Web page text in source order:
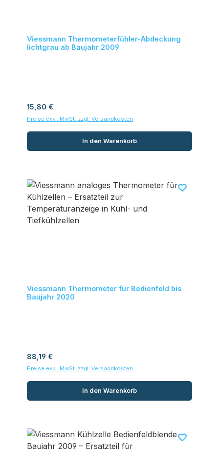
Viessmann Thermometerfühler-Abdeckung
lichtgrau ab Baujahr 2009
Regulärer Preis:
15,80 €
Preise exkl. MwSt. zzgl. Versandkosten
In den Warenkorb
Viessmann Thermometer für Bedienfeld bis
Baujahr 2020
Regulärer Preis:
88,19 €
Preise exkl. MwSt. zzgl. Versandkosten
In den Warenkorb